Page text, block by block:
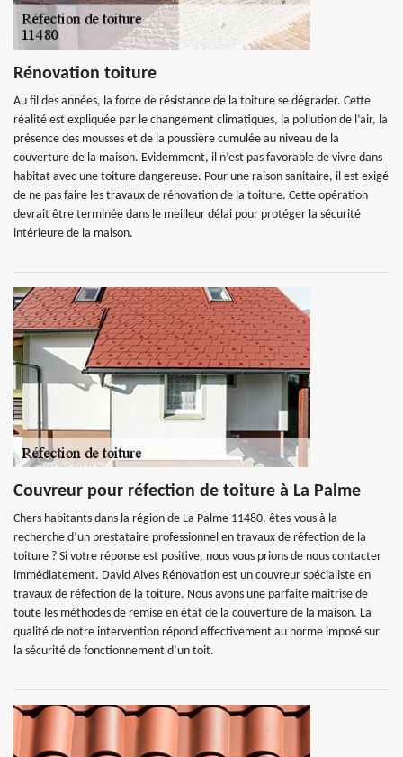
Rénovation toiture
Au fil des années, la force de résistance de la toiture se dégrader. Cette
réalité est expliquée par le changement climatiques, la pollution de l’air, la
présence des mousses et de la poussière cumulée au niveau de la
couverture de la maison. Evidemment, il n’est pas favorable de vivre dans
habitat avec une toiture dangereuse. Pour une raison sanitaire, il est exigé
de ne pas faire les travaux de rénovation de la toiture. Cette opération
devrait être terminée dans le meilleur délai pour protéger la sécurité
intérieure de la maison.
Couvreur pour réfection de toiture à La Palme
Chers habitants dans la région de La Palme 11480, êtes-vous à la
recherche d’un prestataire professionnel en travaux de réfection de la
toiture ? Si votre réponse est positive, nous vous prions de nous contacter
immédiatement. David Alves Rénovation est un couvreur spécialiste en
travaux de réfection de la toiture. Nous avons une parfaite maitrise de
toute les méthodes de remise en état de la couverture de la maison. La
qualité de notre intervention répond effectivement au norme imposé sur
la sécurité de fonctionnement d’un toit.